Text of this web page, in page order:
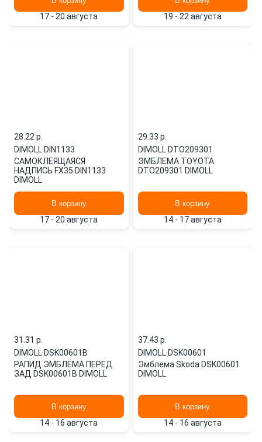
17 - 20 августа 19 - 22 августа
28.22 p.
DIMOLL·DIN1133
САМОКЛЕЯЩАЯСЯ
НАДПИСЬ FX35 DIN1133
DIMOLL
В корзину
17 - 20 августа
29.33 p.
DIMOLL·DTO209301
ЭМБЛЕМА TOYOTA
DTO209301 DIMOLL
В корзину
14 - 17 августа
31.31 p.
DIMOLL·DSK00601B
РАПИД ЭМБЛЕМА ПЕРЕД
ЗАД DSK00601B DIMOLL
В корзину
14 - 16 августа
37.43 p.
DIMOLL·DSK00601
Эмблема Skoda DSK00601
DIMOLL
В корзину
14 - 16 августа